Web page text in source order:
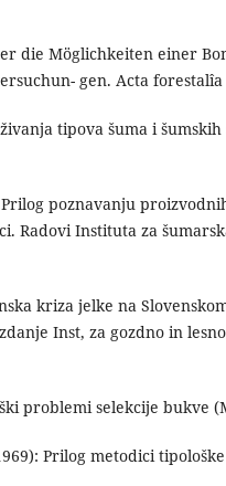
die Möglichkeiten einer
gen. Acta forestalîa
tipova šuma i
poznavanju
Radovi Instituta za
kriza jelke na
Inst, za gozdno in
problemi selekcije bukve
Prilog metodici